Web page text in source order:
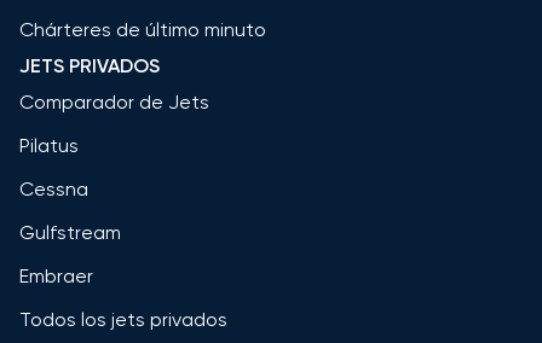
Chárteres de último minuto
JETS PRIVADOS
Comparador de Jets
Pilatus
Cessna
Gulfstream
Embraer
Todos los jets privados